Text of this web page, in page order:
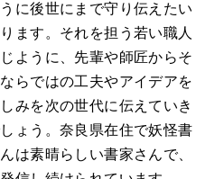
に後世にまで守り伝えたい
ます。それを担う若い職人
ように、先輩や師匠からそ
らではの工夫やアイデアを
みを次の世代に伝えていき
ょう。奈良県在住で妖怪書
は素晴らしい書家さんで、